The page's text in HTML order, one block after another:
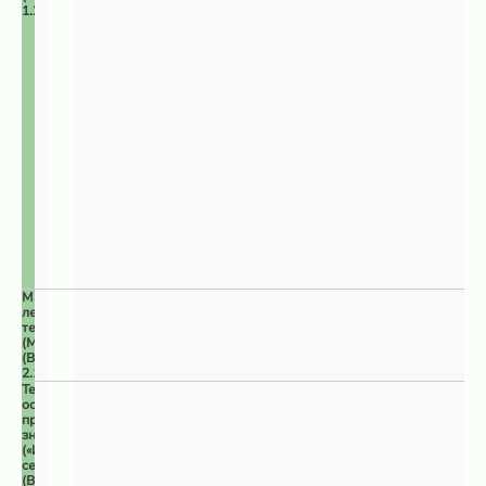
1.2)
Малонарушенные
лесные
территории
(МЛТ)
(ВПЦ
2.1)
Территории
особого
природоохранного
значения
(«Изумрудная
сеть»)
(ВПЦ